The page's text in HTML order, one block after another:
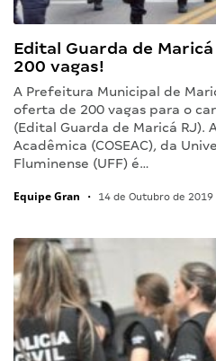
Edital Guarda de
200 vagas!
A Prefeitura Municipal de
oferta de 200 vagas para o
(Edital Guarda de Maricá RJ).
Acadêmica (COSEAC), da
Fluminense (UFF) é…
Equipe Gran • 14 de Outubro de 2019